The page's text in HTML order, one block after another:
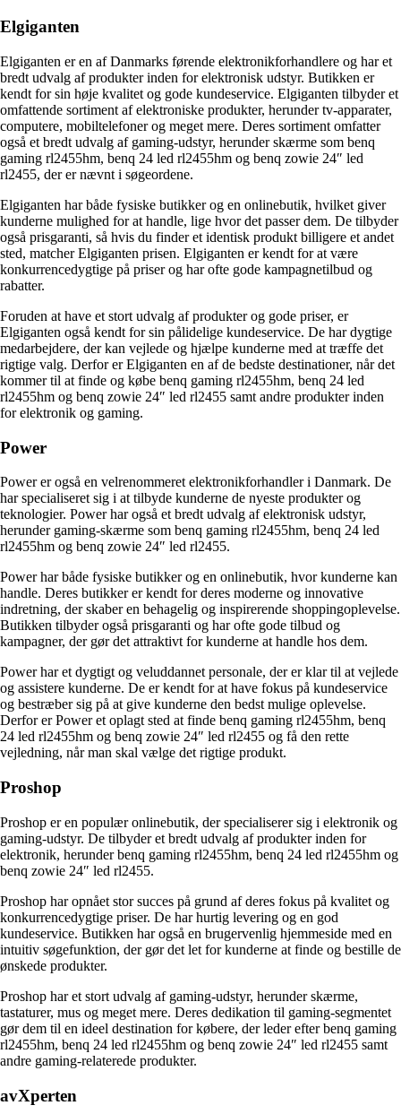
Elgiganten
Elgiganten er en af Danmarks førende elektronikforhandlere og har et
bredt udvalg af produkter inden for elektronisk udstyr. Butikken er
kendt for sin høje kvalitet og gode kundeservice. Elgiganten tilbyder et
omfattende sortiment af elektroniske produkter, herunder tv-apparater,
computere, mobiltelefoner og meget mere. Deres sortiment omfatter
også et bredt udvalg af gaming-udstyr, herunder skærme som benq
gaming rl2455hm, benq 24 led rl2455hm og benq zowie 24″ led
rl2455, der er nævnt i søgeordene.
Elgiganten har både fysiske butikker og en onlinebutik, hvilket giver
kunderne mulighed for at handle, lige hvor det passer dem. De tilbyder
også prisgaranti, så hvis du finder et identisk produkt billigere et andet
sted, matcher Elgiganten prisen. Elgiganten er kendt for at være
konkurrencedygtige på priser og har ofte gode kampagnetilbud og
rabatter.
Foruden at have et stort udvalg af produkter og gode priser, er
Elgiganten også kendt for sin pålidelige kundeservice. De har dygtige
medarbejdere, der kan vejlede og hjælpe kunderne med at træffe det
rigtige valg. Derfor er Elgiganten en af de bedste destinationer, når det
kommer til at finde og købe benq gaming rl2455hm, benq 24 led
rl2455hm og benq zowie 24″ led rl2455 samt andre produkter inden
for elektronik og gaming.
Power
Power er også en velrenommeret elektronikforhandler i Danmark. De
har specialiseret sig i at tilbyde kunderne de nyeste produkter og
teknologier. Power har også et bredt udvalg af elektronisk udstyr,
herunder gaming-skærme som benq gaming rl2455hm, benq 24 led
rl2455hm og benq zowie 24″ led rl2455.
Power har både fysiske butikker og en onlinebutik, hvor kunderne kan
handle. Deres butikker er kendt for deres moderne og innovative
indretning, der skaber en behagelig og inspirerende shoppingoplevelse.
Butikken tilbyder også prisgaranti og har ofte gode tilbud og
kampagner, der gør det attraktivt for kunderne at handle hos dem.
Power har et dygtigt og veluddannet personale, der er klar til at vejlede
og assistere kunderne. De er kendt for at have fokus på kundeservice
og bestræber sig på at give kunderne den bedst mulige oplevelse.
Derfor er Power et oplagt sted at finde benq gaming rl2455hm, benq
24 led rl2455hm og benq zowie 24″ led rl2455 og få den rette
vejledning, når man skal vælge det rigtige produkt.
Proshop
Proshop er en populær onlinebutik, der specialiserer sig i elektronik og
gaming-udstyr. De tilbyder et bredt udvalg af produkter inden for
elektronik, herunder benq gaming rl2455hm, benq 24 led rl2455hm og
benq zowie 24″ led rl2455.
Proshop har opnået stor succes på grund af deres fokus på kvalitet og
konkurrencedygtige priser. De har hurtig levering og en god
kundeservice. Butikken har også en brugervenlig hjemmeside med en
intuitiv søgefunktion, der gør det let for kunderne at finde og bestille de
ønskede produkter.
Proshop har et stort udvalg af gaming-udstyr, herunder skærme,
tastaturer, mus og meget mere. Deres dedikation til gaming-segmentet
gør dem til en ideel destination for købere, der leder efter benq gaming
rl2455hm, benq 24 led rl2455hm og benq zowie 24″ led rl2455 samt
andre gaming-relaterede produkter.
avXperten